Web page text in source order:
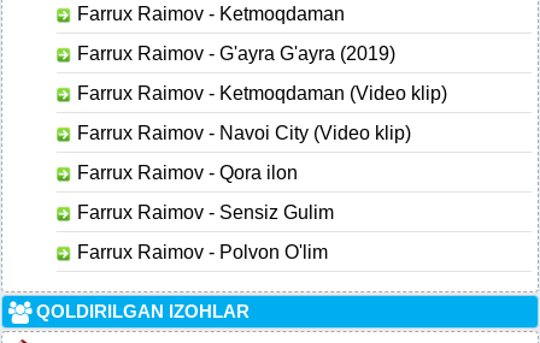
Farrux Raimov - Ketmoqdaman
Farrux Raimov - G'ayra G'ayra (2019)
Farrux Raimov - Ketmoqdaman (Video klip)
Farrux Raimov - Navoi City (Video klip)
Farrux Raimov - Qora ilon
Farrux Raimov - Sensiz Gulim
Farrux Raimov - Polvon O'lim
QOLDIRILGAN IZOHLAR